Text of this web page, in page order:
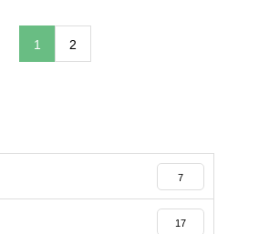
1 2
7
17